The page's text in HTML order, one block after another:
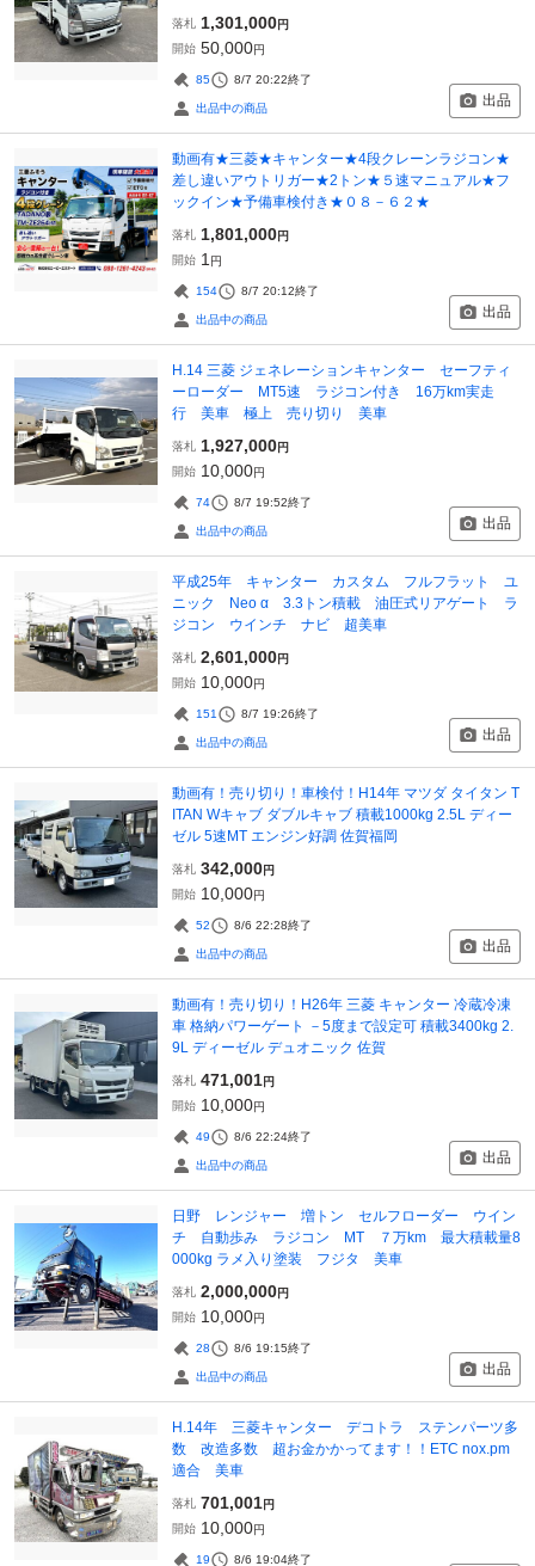
落札 1,301,000円
開始 50,000円
85 8/7 20:22終了
出品中の商品 出品
動画有★三菱★キャンター★4段クレーンラジコン★
差し違いアウトリガー★2トン★５速マニュアル★フ
ックイン★予備車検付き★０８－６２★
落札 1,801,000円
開始 1 円
154 8/7 20:12終了
出品中の商品 出品
H.14 三菱 ジェネレーションキャンター セーフティ
ーローダー MT5速 ラジコン付き 16万km実走
行 美車 極上 売り切り 美車
落札 1,927,000円
開始 10,000円
74 8/7 19:52終了
出品中の商品 出品
平成25年 キャンター カスタム フルフラット ユ
ニック Neo α 3.3トン積載 油圧式リアゲート ラ
ジコン ウインチ ナビ 超美車
落札 2,601,000円
開始 10,000円
151 8/7 19:26終了
出品中の商品 出品
動画有！売り切り！車検付！H14年 マツダ タイタン T
ITAN Wキャブ ダブルキャブ 積載1000kg 2.5L ディー
ゼル 5速MT エンジン好調 佐賀福岡
落札 342,000円
開始 10,000円
52 8/6 22:28終了
出品中の商品 出品
動画有！売り切り！H26年 三菱 キャンター 冷蔵冷凍
車 格納パワーゲート －5度まで設定可 積載3400kg 2.
9L ディーゼル デュオニック 佐賀
落札 471,001円
開始 10,000円
49 8/6 22:24終了
出品中の商品 出品
日野 レンジャー 増トン セルフローダー ウイン
チ 自動歩み ラジコン MT ７万km 最大積載量8
000kg ラメ入り塗装 フジタ 美車
落札 2,000,000円
開始 10,000円
28 8/6 19:15終了
出品中の商品 出品
H.14年 三菱キャンター デコトラ ステンパーツ多
数 改造多数 超お金かかってます！！ETC nox.pm
適合 美車
落札 701,001円
開始 10,000円
19 8/6 19:04終了